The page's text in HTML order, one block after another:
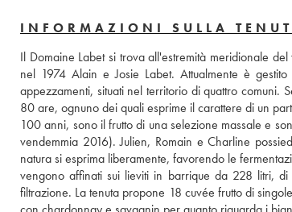
INFORMAZIONI SULLA
Il Domaine Labet si trova all'estremità meridionale
nel 1974 Alain e Josie Labet. Attualmente è
appezzamenti, situati nel territorio di quattro
80 are, ognuno dei quali esprime il carattere di un
100 anni, sono il frutto di una selezione massale e
vendemmia 2016). Julien, Romain e Charline
natura si esprima liberamente, favorendo le
vengono affinati sui lieviti in barrique da 228 litri,
filtrazione. La tenuta propone 18 cuvée frutto di